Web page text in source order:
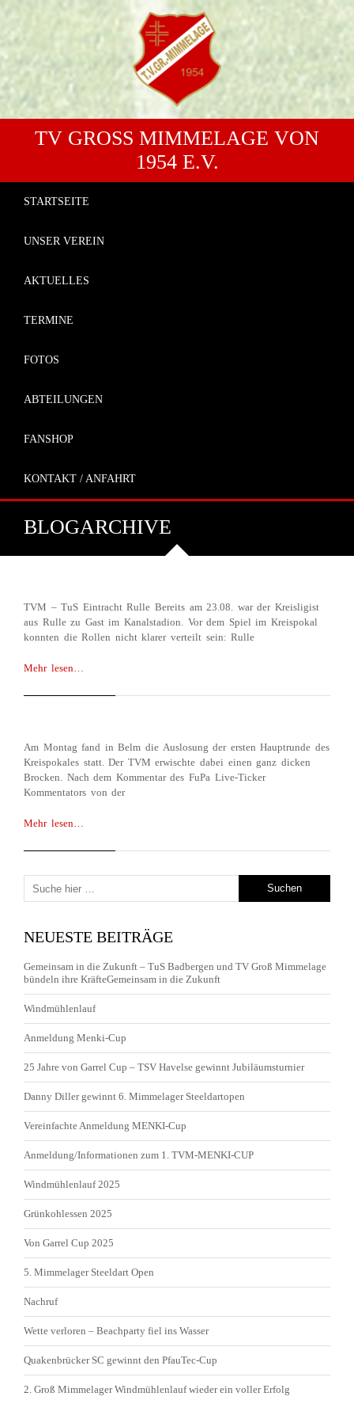
TV GROSS MIMMELAGE VON 1
954 E.V.
STARTSEITE
UNSER VEREIN
AKTUELLES
TERMINE
FOTOS
ABTEILUNGEN
FANSHOP
KONTAKT / ANFAHRT
BLOGARCHIVE
TVM MIT EINEM PUNKT NACH
ERFOLGLOSER POKALWOCHE
TVM – TuS Eintracht Rulle Bereits am 23.08. war der Kreisligist
aus Rulle zu Gast im Kanalstadion. Vor dem Spiel im Kreispokal
konnten die Rollen nicht klarer verteilt sein: Rulle
Mehr lesen…
RULLE
Am Montag fand in Belm die Auslosung der ersten Hauptrunde des
Kreispokales statt. Der TVM erwischte dabei einen ganz dicken
Brocken. Nach dem Kommentar des FuPa Live-Ticker
Kommentators von der
Mehr lesen…
NEUESTE BEITRÄGE
Gemeinsam in die Zukunft – TuS Badbergen und TV Groß Mimmelage
bündeln ihre KräfteGemeinsam in die Zukunft
Windmühlenlauf
Anmeldung Menki-Cup
25 Jahre von Garrel Cup – TSV Havelse gewinnt Jubiläumsturnier
Danny Diller gewinnt 6. Mimmelager Steeldartopen
Vereinfachte Anmeldung MENKI-Cup
Anmeldung/Informationen zum 1. TVM-MENKI-CUP
Windmühlenlauf 2025
Grünkohlessen 2025
Von Garrel Cup 2025
5. Mimmelager Steeldart Open
Nachruf
Wette verloren – Beachparty fiel ins Wasser
Quakenbrücker SC gewinnt den PfauTec-Cup
2. Groß Mimmelager Windmühlenlauf wieder ein voller Erfolg